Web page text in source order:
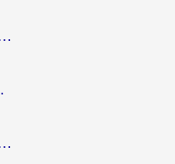
党国服游戏加速器选择全攻略（附宝可梦Online实测）
游戏加速指南
？海外玩家国服游戏加速终极攻略（附实测推荐）